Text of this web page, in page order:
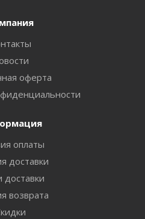
оферта
оплаты
доставки
доставки
возврата